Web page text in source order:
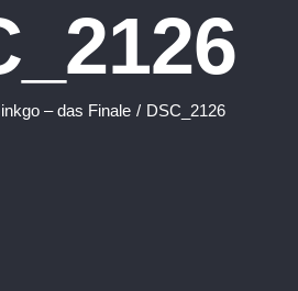
– das Finale / DSC_2126